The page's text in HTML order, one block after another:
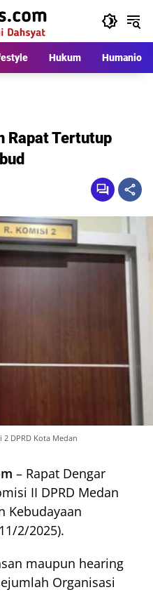
Hukum Humaniora
Rapat Tertutup
DPRD Kota Medan
– Rapat Dengar
II DPRD Medan
Kebudayaan
2/2025).
maupun hearing
Organisasi